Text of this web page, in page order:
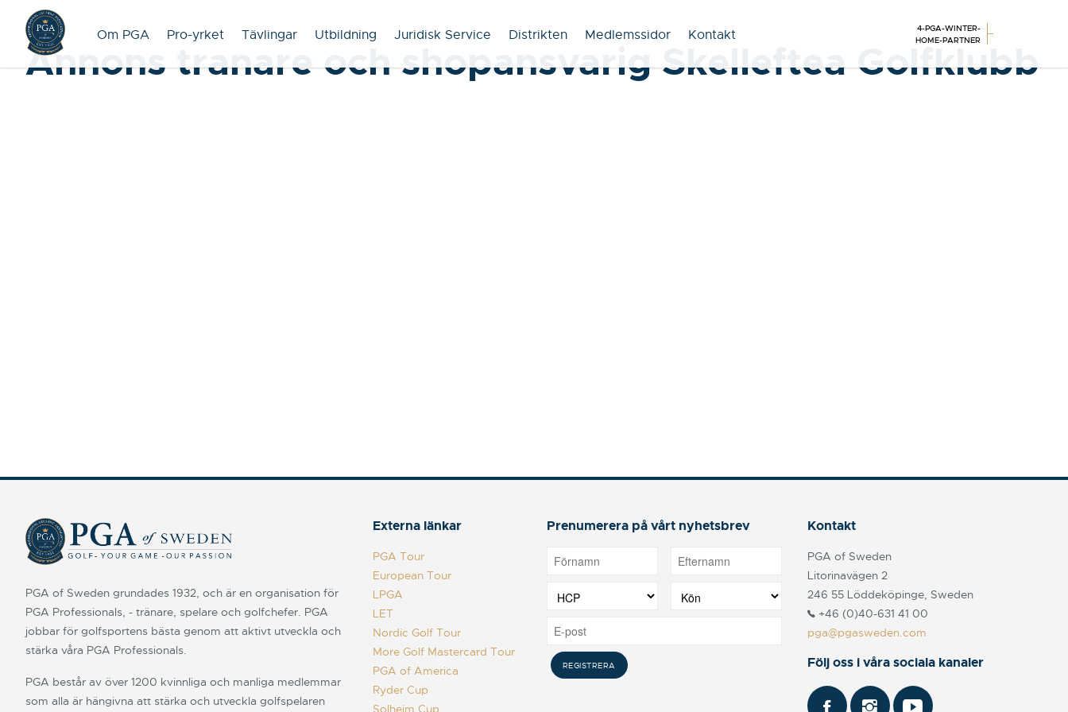
Om PGA Pro-yrket Tävlingar Utbildning Juridisk Service Distrikten Medlemssidor Kontakt
4-PGA-WINTER-
HOME-PARTNER
Annons tranare och shopansvarig Skelleftea Golfklubb
PGA of Sweden grundades 1932, och är en organisation för
PGA Professionals, - tränare, spelare och golfchefer. PGA
jobbar för golfsportens bästa genom att aktivt utveckla och
stärka våra PGA Professionals.
PGA består av över 1200 kvinnliga och manliga medlemmar
som alla är hängivna att stärka och utveckla golfspelaren
Externa länkar
PGA Tour
European Tour
LPGA
LET
Nordic Golf Tour
More Golf Mastercard Tour
PGA of America
Ryder Cup
Solheim Cup
Prenumerera på vårt nyhetsbrev Kontakt
PGA of Sweden
Litorinavägen 2
246 55 Löddeköpinge, Sweden
+46 (0)40-631 41 00
pga@pgasweden.com
Följ oss i våra sociala kanaler